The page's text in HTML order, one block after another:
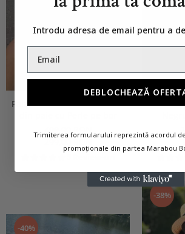
Palarie de Soare Handmade
499,00 RON
Costum
-40%
-38%
Introdu adresa de email pentru a
DEBLOCHEAZĂ
Trimiterea formularului reprezintă acordul
promoționale din partea Marabou